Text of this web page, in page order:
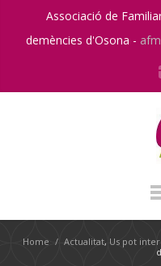
Associació de
demències d'Osona -
Home / Actualitat, Us pot